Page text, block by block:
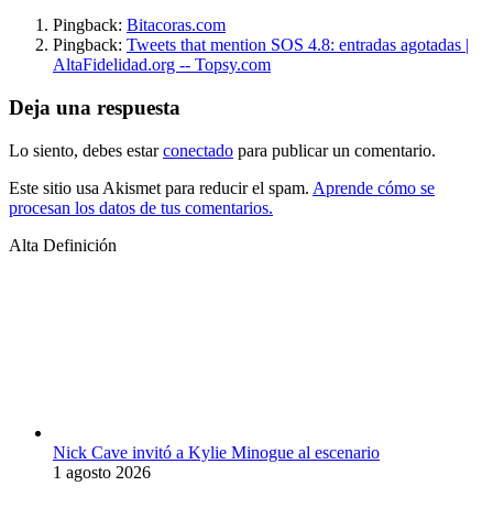
Pingback: Bitacoras.com
Pingback: Tweets that mention SOS 4.8: entradas agotadas |
AltaFidelidad.org -- Topsy.com
Deja una respuesta
Lo siento, debes estarconectado para publicar un comentario.
Este sitio usa Akismet para reducir el spam. Aprende cómo se
procesan los datos de tus comentarios.
Alta Definición
Nick Cave invitó a Kylie Minogue al escenario
1 agosto 2026